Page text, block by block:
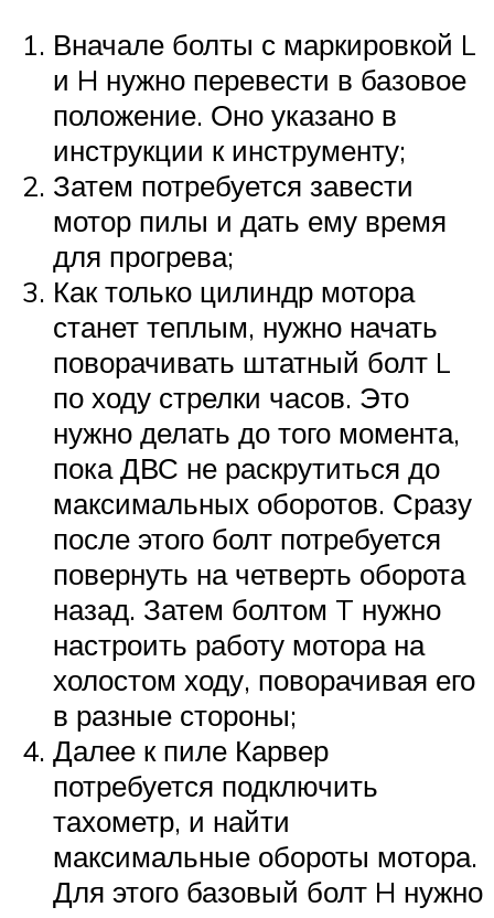
Вначале болты с маркировкой L
и H нужно перевести в базовое
положение. Оно указано в
инструкции к инструменту;
Затем потребуется завести
мотор пилы и дать ему время
для прогрева;
Как только цилиндр мотора
станет теплым, нужно начать
поворачивать штатный болт L
по ходу стрелки часов. Это
нужно делать до того момента,
пока ДВС не раскрутиться до
максимальных оборотов. Сразу
после этого болт потребуется
повернуть на четверть оборота
назад. Затем болтом T нужно
настроить работу мотора на
холостом ходу, поворачивая его
в разные стороны;
Далее к пиле Карвер
потребуется подключить
тахометр, и найти
максимальные обороты мотора.
Для этого базовый болт H нужно